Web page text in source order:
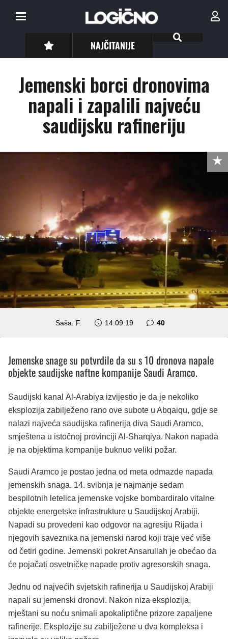
NAJČITANIJE
Jemenski borci dronovima
napali i zapalili najveću
saudijsku rafineriju
Saša. F. 14.09.19 40komentara
Jemenske snage su potvrdile da su s 10 dronova napale
objekte saudijske naftne kompanije Saudi Aramco.
Saudijski kanal Al-Arabiya izvijestio je da je nekoliko
eksplozija zabilježeno rano ove subote u Abqaiqu, gdje se
nalazi najveća saudijska rafinerija diva Saudi Aramco,
smještena u istočnoj provinciji Al-Sharqiya. Nakon napada
je na objektima kompanije buknuo veliki požar.
Saudi Aramco je postao jedna od meta odmazde napada
jemenskih snaga. 14. svibnja je najmanje sedam
bespilotnih letelica jemenske vojske bombardiralo vitalne
objekte energetske infrastrukture u Saudijskoj Arabiji.
Napadi su provedeni kao odgovor na agresiju Rijada i
njegovih saveznika na jemenski narod koji traje već više
od četiri godine. Jemenski pokret Ansarullah je obećao da
će pojačati osvetničke napade protiv agresorskih snaga.
Jednu od najvećih svjetskih rafinerija u Saudijskoj Arabiji
napali su jemenski dronovi. Nakon niza eksplozija,
mještani su noću snimali apokaliptične prizore zapaljene
rafinerije. Eksplozije su zabilježene u dva kompleksa i